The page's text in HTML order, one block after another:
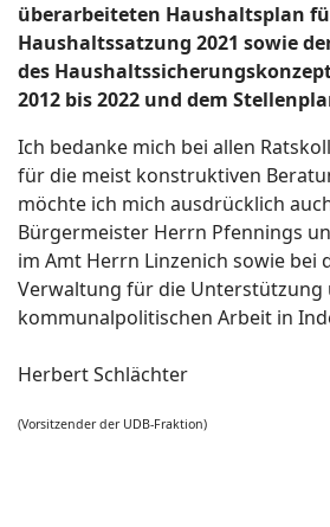
überarbeiteten Haushaltsplan
Haushaltssatzung 2021 sowie
des
2012 bis 2022 und dem
Ich bedanke mich bei allen
für die meist konstruktiven
möchte ich mich ausdrücklich
Bürgermeister Herrn Pfennings
im Amt Herrn Linzenich sowie
Verwaltung für die Unterstützung
kommunalpolitischen Arbeit in
Herbert Schlächter
(Vorsitzender der UDB-Fraktion)